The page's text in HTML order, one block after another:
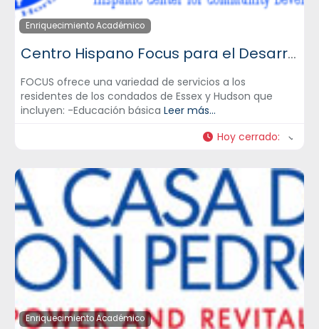
Enriquecimiento Académico
Centro Hispano Focus para el Desarrollo Comunitario, Inc.
FOCUS ofrece una variedad de servicios a los
residentes de los condados de Essex y Hudson que
incluyen: -Educación básica Leer más...
Hoy cerrado:
Enriquecimiento Académico